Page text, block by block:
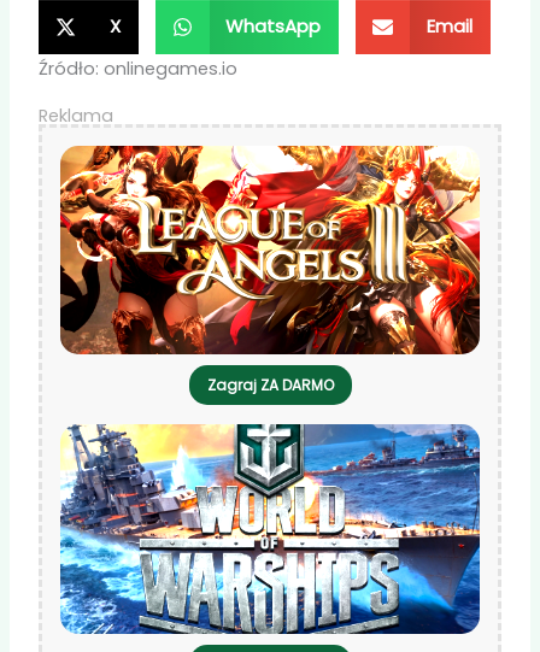
X WhatsApp Email
Źródło: onlinegames.io
Reklama
Zagraj ZA DARMO